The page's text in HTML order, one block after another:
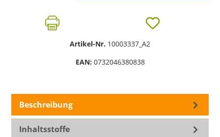
Artikel-Nr. 10003337_A2
EAN: 0732046380838
Beschreibung
Inhaltsstoffe